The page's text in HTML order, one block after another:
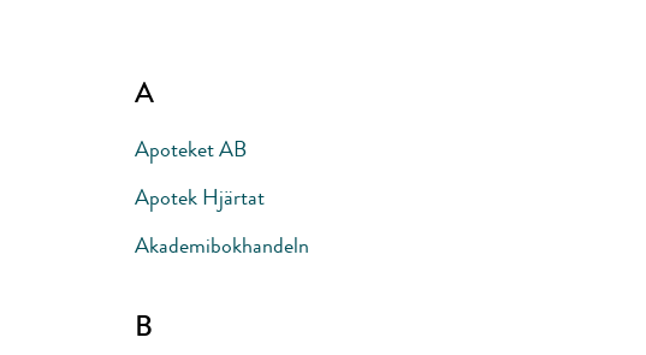
A
Apoteket AB
Apotek Hjärtat
Akademibokhandeln
B